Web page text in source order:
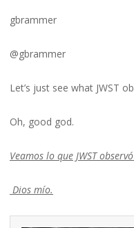
gbrammer
@gbrammer
Let’s just see what JWST
Oh, good god.
Veamos lo que JWST
Dios mío.